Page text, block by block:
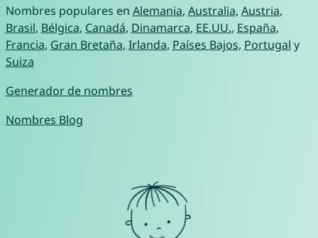
Nombres populares en Alemania, Australia, Austria,
Brasil, Bélgica, Canadá, Dinamarca, EE.UU., España,
Francia, Gran Bretaña, Irlanda, Países Bajos, Portugal y
Suiza
Generador de nombres
Nombres Blog